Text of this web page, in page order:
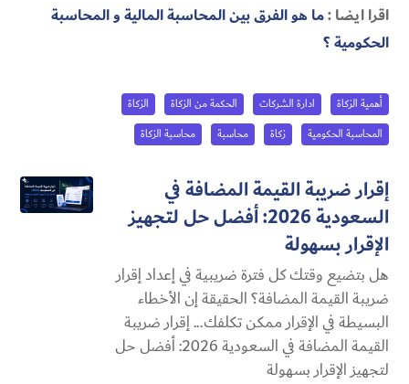
اقرا ايضا :ما هو الفرق بين المحاسبة المالية و المحاسبة
الحكومية ؟
أهمية الزكاة ادارة الشركات الحكمة من الزكاة
الزكاة
المحاسبة الحكومية
زكاة محاسبة محاسبة الزكاة
إقرار ضريبة القيمة المضافة في
السعودية 2026: أفضل حل لتجهيز
الإقرار بسهولة
هل بتضيع وقتك كل فترة ضريبية في إعداد إقرار
ضريبة القيمة المضافة؟ الحقيقة إن الأخطاء
البسيطة في الإقرار ممكن تكلفك... إقرار ضريبة
القيمة المضافة في السعودية 2026: أفضل حل
لتجهيز الإقرار بسهولة